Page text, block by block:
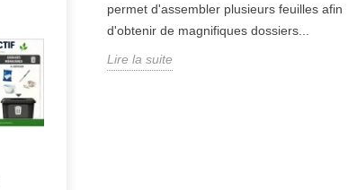
permet d'assembler plusieurs feuilles afin
d'obtenir de magnifiques dossiers...
Lire la suite